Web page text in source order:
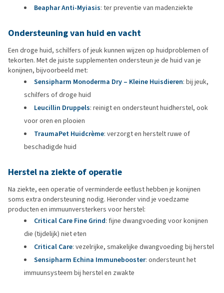
Beaphar Anti-Myiasis: ter preventie van madenziekte
Ondersteuning van huid en vacht
Een droge huid, schilfers of jeuk kunnen wijzen op huidproblemen of
tekorten. Met de juiste supplementen ondersteun je de huid van je
konijnen, bijvoorbeeld met:
Sensipharm Monoderma Dry – Kleine Huisdieren: bij jeuk,
schilfers of droge huid
Leucillin Druppels: reinigt en ondersteunt huidherstel, ook
voor oren en plooien
TraumaPet Huidcrème: verzorgt en herstelt ruwe of
beschadigde huid
Herstel na ziekte of operatie
Na ziekte, een operatie of verminderde eetlust hebben je konijnen
soms extra ondersteuning nodig. Hieronder vind je voedzame
producten en immuunversterkers voor herstel:
Critical Care Fine Grind: fijne dwangvoeding voor konijnen
die (tijdelijk) niet eten
Critical Care: vezelrijke, smakelijke dwangvoeding bij herstel
Sensipharm Echina Immunebooster: ondersteunt het
immuunsysteem bij herstel en zwakte